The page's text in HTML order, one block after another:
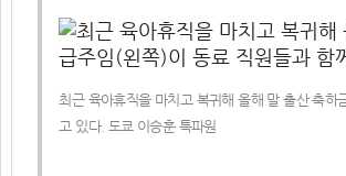
최근 육아휴직을 마치고 복귀해 올해 말 출산 축
고 있다. 도쿄 이승훈 특파원